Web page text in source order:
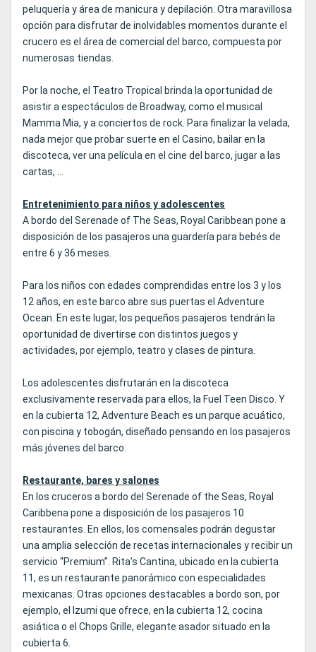
peluquería y área de manicura y depilación. Otra maravillosa
opción para disfrutar de inolvidables momentos durante el
crucero es el área de comercial del barco, compuesta por
numerosas tiendas.
Por la noche, el Teatro Tropical brinda la oportunidad de
asistir a espectáculos de Broadway, como el musical
Mamma Mia, y a conciertos de rock. Para finalizar la velada,
nada mejor que probar suerte en el Casino, bailar en la
discoteca, ver una película en el cine del barco, jugar a las
cartas, ...
Entretenimiento para niños y adolescentes
A bordo del Serenade of The Seas, Royal Caribbean pone a
disposición de los pasajeros una guardería para bebés de
entre 6 y 36 meses.
Para los niños con edades comprendidas entre los 3 y los
12 años, en este barco abre sus puertas el Adventure
Ocean. En este lugar, los pequeños pasajeros tendrán la
oportunidad de divertirse con distintos juegos y
actividades, por ejemplo, teatro y clases de pintura.
Los adolescentes disfrutarán en la discoteca
exclusivamente reservada para ellos, la Fuel Teen Disco. Y
en la cubierta 12, Adventure Beach es un parque acuático,
con piscina y tobogán, diseñado pensando en los pasajeros
más jóvenes del barco.
Restaurante, bares y salones
En los cruceros a bordo del Serenade of the Seas, Royal
Caribbena pone a disposición de los pasajeros 10
restaurantes. En ellos, los comensales podrán degustar
una amplia selección de recetas internacionales y recibir un
servicio “Premium”. Rita's Cantina, ubicado en la cubierta
11, es un restaurante panorámico con especialidades
mexicanas. Otras opciones destacables a bordo son, por
ejemplo, el Izumi que ofrece, en la cubierta 12, cocina
asiática o el Chops Grille, elegante asador situado en la
cubierta 6.